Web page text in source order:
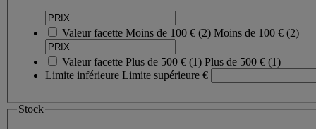
Valeur facette Moins de 100 € (2) Moins de 100 € (2)
Valeur facette Plus de 500 € (1) Plus de 500 € (1)
Limite inférieure Limite supérieure €
Stock